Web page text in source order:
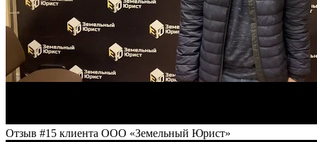
Отзыв #15 клиента ООО «Земельный Юрист»